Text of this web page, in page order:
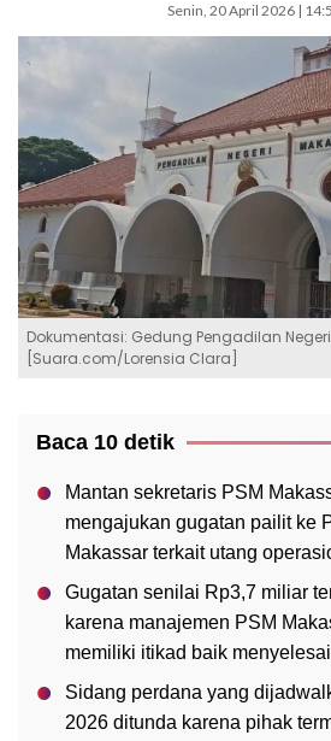
Senin, 20 April 2026 |
Dokumentasi: Gedung Pengadilan
[Suara.com/Lorensia Clara]
Baca 10 detik
Mantan sekretaris PSM
mengajukan gugatan pailit ke
Makassar terkait utang
Gugatan senilai Rp3,7 miliar
karena manajemen PSM
memiliki itikad baik
Sidang perdana yang
2026 ditunda karena pihak